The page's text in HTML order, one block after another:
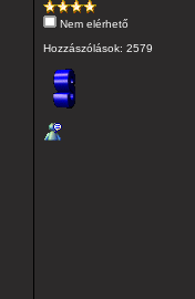
Nem elérhető
Hozzászólások: 2579